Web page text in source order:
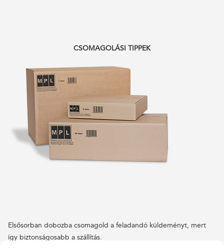
CSOMAGOLÁSI TIPPEK
Elsősorban dobozba csomagold a feladandó küldeményt, mert
így biztonságosabb a szállítás.